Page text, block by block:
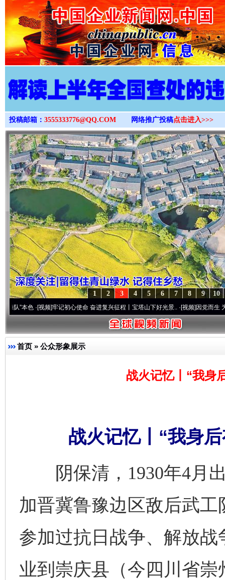
>
投稿邮箱： 3555333776@QQ.COM 网络推广投稿点击进入>>>
10
9
8
7
6
5
4
3
2
1
·[视频]牢记初心使命 奋进复兴征程丨宝塔山下好光景..·[视频]因党而生 为党而战
首页 » 公众形象展示
战火记忆丨“我身
战火记忆丨“我身
阴保清，1930年4月出
加晋冀鲁豫边区敌后武
参加过抗日战争、解放战
业到崇庆县（今四川省崇